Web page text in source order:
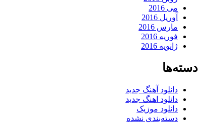
می 2016
آوریل 2016
مارس 2016
فوریه 2016
ژانویه 2016
دسته‌ها
دانلود آهنگ جدید
دانلود اهنگ جدید
دانلود موزیک
دسته‌بندی نشده